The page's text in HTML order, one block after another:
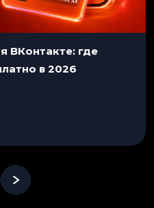
ВКонтакте: где
в 2026